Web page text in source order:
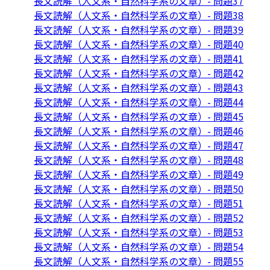
長文読解（人文系・自然科学系の文章）- 問題38
長文読解（人文系・自然科学系の文章）- 問題39
長文読解（人文系・自然科学系の文章）- 問題40
長文読解（人文系・自然科学系の文章）- 問題41
長文読解（人文系・自然科学系の文章）- 問題42
長文読解（人文系・自然科学系の文章）- 問題43
長文読解（人文系・自然科学系の文章）- 問題44
長文読解（人文系・自然科学系の文章）- 問題45
長文読解（人文系・自然科学系の文章）- 問題46
長文読解（人文系・自然科学系の文章）- 問題47
長文読解（人文系・自然科学系の文章）- 問題48
長文読解（人文系・自然科学系の文章）- 問題49
長文読解（人文系・自然科学系の文章）- 問題50
長文読解（人文系・自然科学系の文章）- 問題51
長文読解（人文系・自然科学系の文章）- 問題52
長文読解（人文系・自然科学系の文章）- 問題53
長文読解（人文系・自然科学系の文章）- 問題54
長文読解（人文系・自然科学系の文章）- 問題55